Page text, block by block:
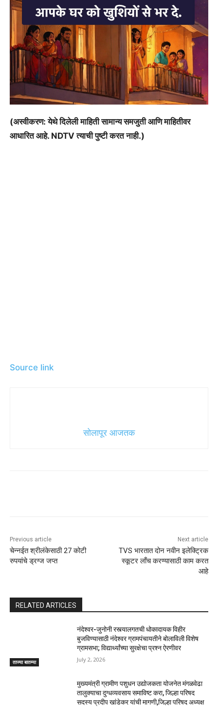
(अस्वीकरण: येथे दिलेली माहिती सामान्य समजुती आणि माहितीवर
आधारित आहे. NDTV त्याची पुष्टी करत नाही.)
Source link
सोलापूर आजतक
Previous article
चेन्नईत श्रीलंकेसाठी 27 कोटी
रुपयांचे ड्रग्ज जप्त
Next article
TVS भारतात दोन नवीन इलेक्ट्रिक
स्कूटर लाँच करण्यासाठी काम करत
आहे
RELATED ARTICLES
ताज्या बातम्या
नंदेश्वर-जुनोनी रस्त्यालगतची धोकादायक विहीर
बुजविण्यासाठी नंदेश्वर ग्रामपंचायतीने बोलाविली विशेष
ग्रामसभा; विद्यार्थ्यांच्या सुरक्षेचा प्रश्न ऐरणीवर
July 2, 2026
मुख्यमंत्री ग्रामीण पशुधन उद्योजकता योजनेत मंगळवेढा
तालुक्याचा दुग्धव्यवसाय समाविष्ट करा, जिल्हा परिषद
सदस्य प्रदीप खांडेकर यांची मागणी,जिल्हा परिषद अध्यक्ष